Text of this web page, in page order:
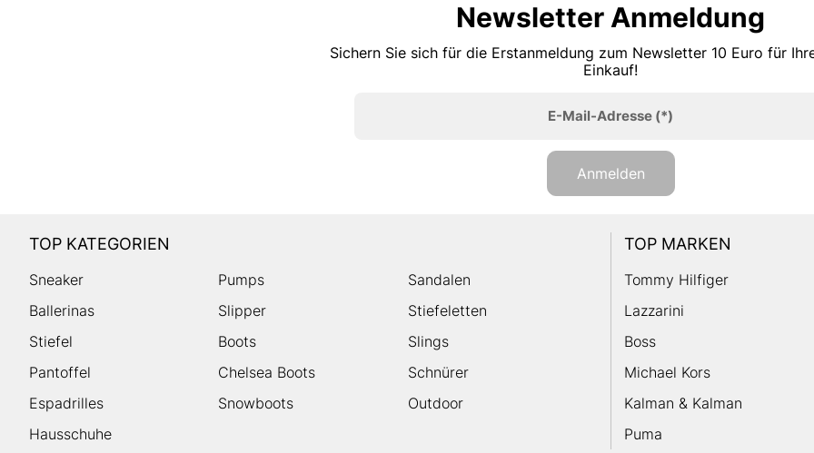
Newsletter Anmeldung
Sichern Sie sich für die Erstanmeldung zum Newsletter 10 Euro für
Einkauf!
E-Mail-Adresse(*)
Anmelden
TOP KATEGORIEN
Sneaker Pumps
Sandalen
Ballerinas
Slipper
Stiefeletten
Stiefel
Boots
Slings
Pantoffel
Chelsea Boots
Schnürer
Espadrilles
Snowboots
Outdoor
Hausschuhe
TOP MARKEN
Tommy Hilfiger
Lazzarini
Boss
Michael Kors
Kalman & Kalman
Puma